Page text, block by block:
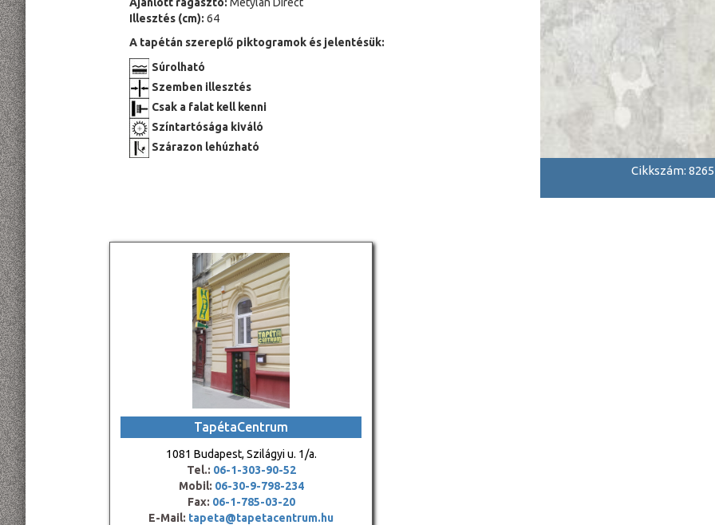
Illesztés (cm): 64
A tapétán szereplő piktogramok és jelentésük:
Súrolható
Szemben illesztés
Csak a falat kell kenni
Színtartósága kiváló
Szárazon lehúzható
Cikkszám:
TapétaCentrum
1081 Budapest, Szilágyi u. 1/a.
Tel.: 06-1-303-90-52
Mobil: 06-30-9-798-234
Fax: 06-1-785-03-20
E-Mail: tapeta@tapetacentrum.hu